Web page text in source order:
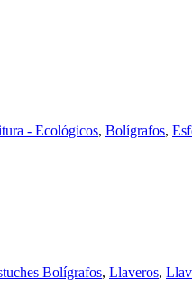
- Ecológicos, Bolígrafos,
Bolígrafos, Llaveros,